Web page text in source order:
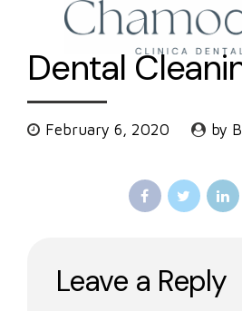
Dental
February 6, 2020 by
Leave a Reply